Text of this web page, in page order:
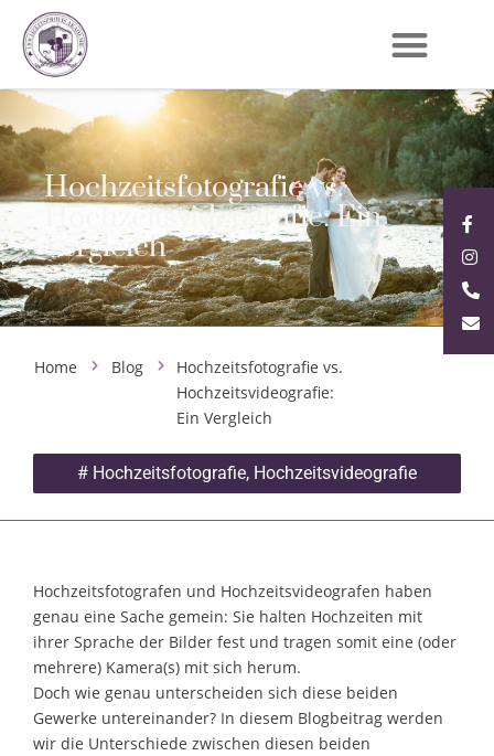
Hochzeitsfotografie vs.
Hochzeitsvideografie: Ein
Vergleich
Home Blog
Hochzeitsfotografie vs.
Hochzeitsvideografie:
Ein Vergleich
# Hochzeitsfotografie, Hochzeitsvideografie
Hochzeitsfotografen und Hochzeitsvideografen haben
genau eine Sache gemein: Sie halten Hochzeiten mit
ihrer Sprache der Bilder fest und tragen somit eine (oder
mehrere) Kamera(s) mit sich herum.
Doch wie genau unterscheiden sich diese beiden
Gewerke untereinander? In diesem Blogbeitrag werden
wir die Unterschiede zwischen diesen beiden